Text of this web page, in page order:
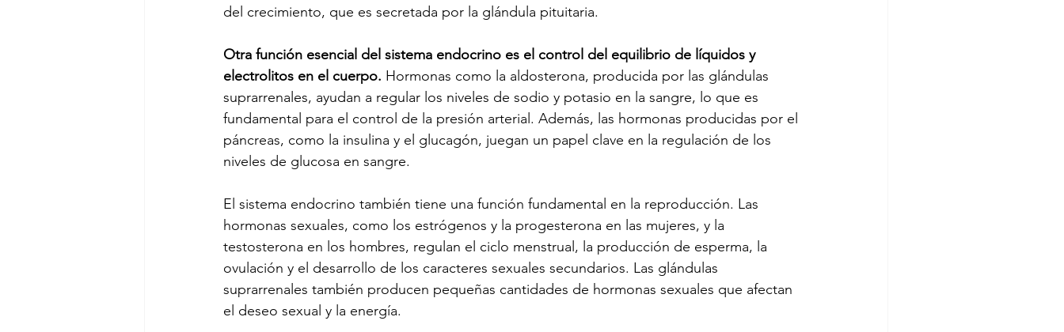
del crecimiento, que es secretada por la glándula pituitaria.
Otra función esencial del sistema endocrino es el control del equilibrio de líquidos y
electrolitos en el cuerpo. Hormonas como la aldosterona, producida por las glándulas
suprarrenales, ayudan a regular los niveles de sodio y potasio en la sangre, lo que es
fundamental para el control de la presión arterial. Además, las hormonas producidas por el
páncreas, como la insulina y el glucagón, juegan un papel clave en la regulación de los
niveles de glucosa en sangre.
El sistema endocrino también tiene una función fundamental en la reproducción. Las
hormonas sexuales, como los estrógenos y la progesterona en las mujeres, y la
testosterona en los hombres, regulan el ciclo menstrual, la producción de esperma, la
ovulación y el desarrollo de los caracteres sexuales secundarios. Las glándulas
suprarrenales también producen pequeñas cantidades de hormonas sexuales que afectan
el deseo sexual y la energía.